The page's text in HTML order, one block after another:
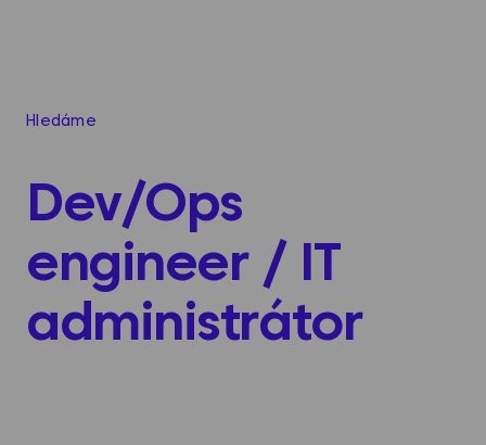
Hledáme
Dev/Ops
engineer / IT
administrátor